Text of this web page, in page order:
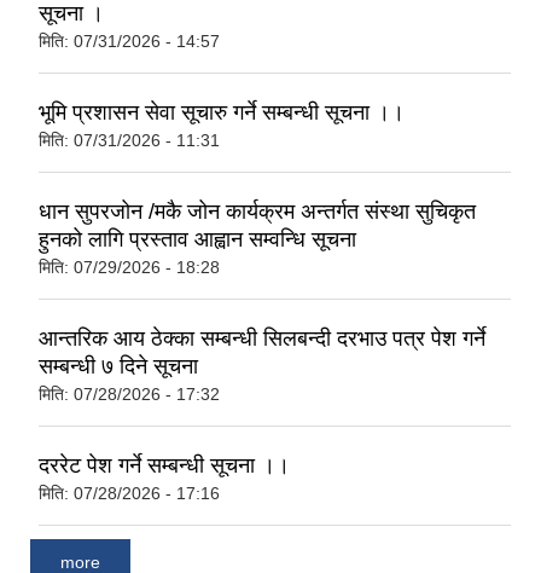
सूचना ।
मिति: 07/31/2026 - 14:57
भूमि प्रशासन सेवा सूचारु गर्ने सम्बन्धी सूचना ।।
मिति: 07/31/2026 - 11:31
धान सुपरजोन /मकै जोन कार्यक्रम अन्तर्गत संस्था सुचिकृत
हुनको लागि प्रस्ताव आह्वान सम्वन्धि सूचना
मिति: 07/29/2026 - 18:28
आन्तरिक आय ठेक्का सम्बन्धी सिलबन्दी दरभाउ पत्र पेश गर्ने
सम्बन्धी ७ दिने सूचना
मिति: 07/28/2026 - 17:32
दररेट पेश गर्ने सम्बन्धी सूचना ।।
मिति: 07/28/2026 - 17:16
more